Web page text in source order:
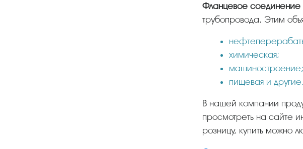
Фланцевое соединение
трубопровода. Этим
химическая;
машиностроение;
пищевая и другие.
В нашей компании продукция представлена в широком ассортименте. Каталог товара можно
просмотреть на сайте
розницу, купить можно